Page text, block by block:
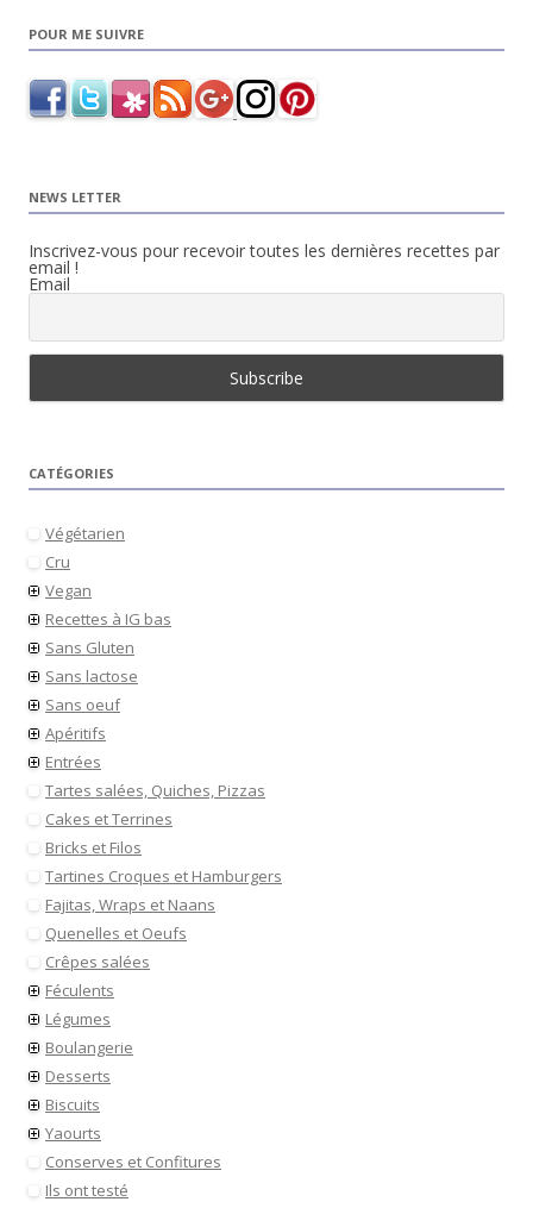
POUR ME SUIVRE
NEWS LETTER
Inscrivez-vous pour recevoir toutes les dernières recettes par
email !
Email
CATÉGORIES
Végétarien
Cru
Vegan
Recettes à IG bas
Sans Gluten
Sans lactose
Sans oeuf
Apéritifs
Entrées
Tartes salées, Quiches, Pizzas
Cakes et Terrines
Bricks et Filos
Tartines Croques et Hamburgers
Fajitas, Wraps et Naans
Quenelles et Oeufs
Crêpes salées
Féculents
Légumes
Boulangerie
Desserts
Biscuits
Yaourts
Conserves et Confitures
Ils ont testé